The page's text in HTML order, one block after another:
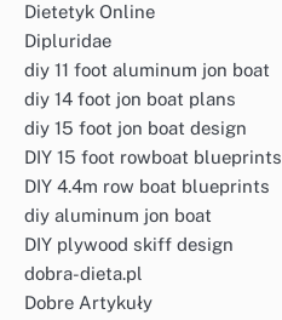
Dietetyk Online
Dipluridae
diy 11 foot aluminum jon boat
diy 14 foot jon boat plans
diy 15 foot jon boat design
DIY 15 foot rowboat blueprints
DIY 4.4m row boat blueprints
diy aluminum jon boat
DIY plywood skiff design
dobra-dieta.pl
Dobre Artykuły